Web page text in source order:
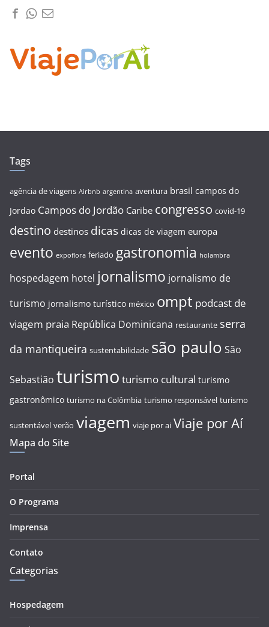
Tags
agência de viagens Airbnb argentina aventura brasil campos do
Jordao Campos do Jordão Caribe congresso covid-19
destino destinos dicas dicas de viagem europa
evento expoflora feriado gastronomia holambra
hospedagem hotel jornalismo jornalismo de
turismo jornalismo turístico méxico ompt podcast de
viagem praia República Dominicana restaurante serra
da mantiqueira sustentabilidade são paulo São
Sebastião turismo turismo cultural turismo
gastronômico turismo na Colômbia turismo responsável turismo
sustentável verão viagem viaje por ai Viaje por Aí
Mapa do Site
Portal
O Programa
Imprensa
Contato
Categorias
Hospedagem